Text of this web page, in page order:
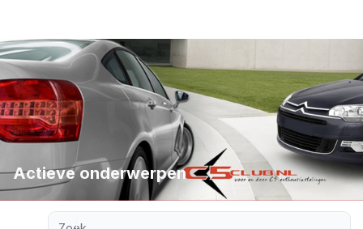
Actieve onderwerpen